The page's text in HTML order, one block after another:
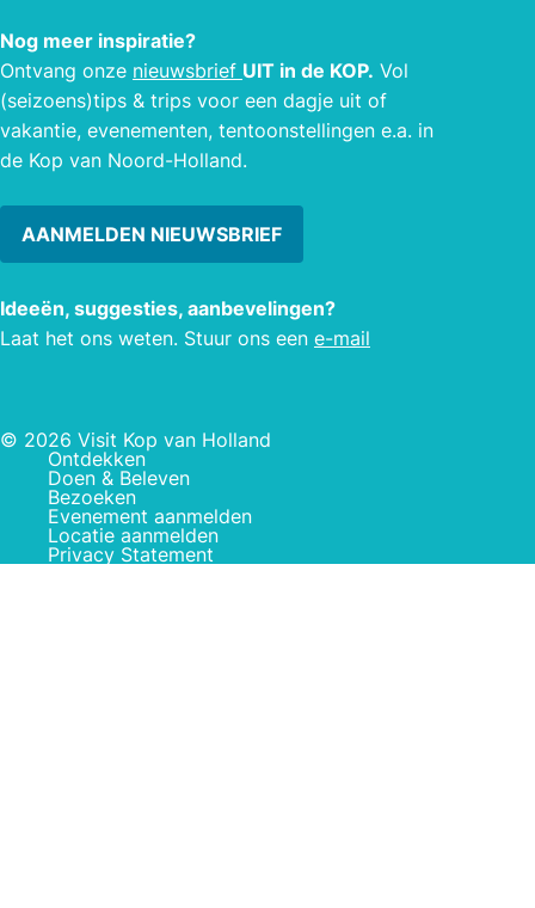
iedereen.
Nog meer inspiratie?
Ontvang onze nieuwsbrief UIT in de KOP. Vol
(seizoens)tips & trips voor een dagje uit of
vakantie, evenementen, tentoonstellingen e.a. in
de Kop van Noord-Holland.
AANMELDEN NIEUWSBRIEF
Ideeën, suggesties, aanbevelingen?
Laat het ons weten. Stuur ons een e-mail
© 2026 Visit Kop van Holland
Ontdekken
Doen & Beleven
Bezoeken
Evenement aanmelden
Locatie aanmelden
Privacy Statement